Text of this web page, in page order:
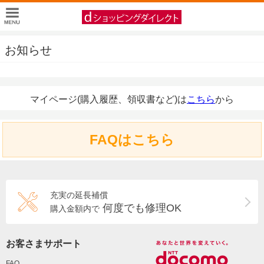
お知らせ
マイページ(購入履歴、領収書など)はこちらから
FAQはこちら
充実の延長補償
購入金額内で 何度でも修理OK
お客さまサポート